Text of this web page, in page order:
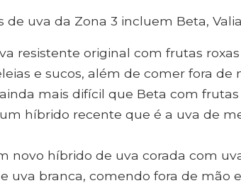
de uva da Zona 3 incluem Beta,
resistente original com frutas
e sucos, além de comer fora de
mais difícil que Beta com
híbrido recente que é a uva de
novo híbrido de uva corada com
uva branca, comendo fora de mão